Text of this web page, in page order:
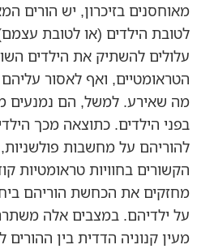
מאוחסנים בזיכרון, יש הורים
לטובת הילדים (או לטובת
עלולים להשתיק את הילדים
הטראומטיים, ואף לאסור
מה שאירע. למשל, הם נמנעים
בפני הילדים. כתוצאה מכך
להוריהם על מחשבות פולשניות,
הקשורים בחוויות טראומטיות
מחזקים את הכחשת הוריהם
על ילדיהם. במצבים אלה
מעין קנוניה הדדית בין ההורים